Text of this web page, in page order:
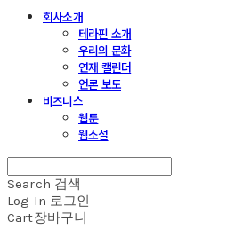
회사소개
테라핀 소개
우리의 문화
연재 캘린더
언론 보도
비즈니스
웹툰
웹소설
Search 검색
Log In 로그인
Cart장바구니